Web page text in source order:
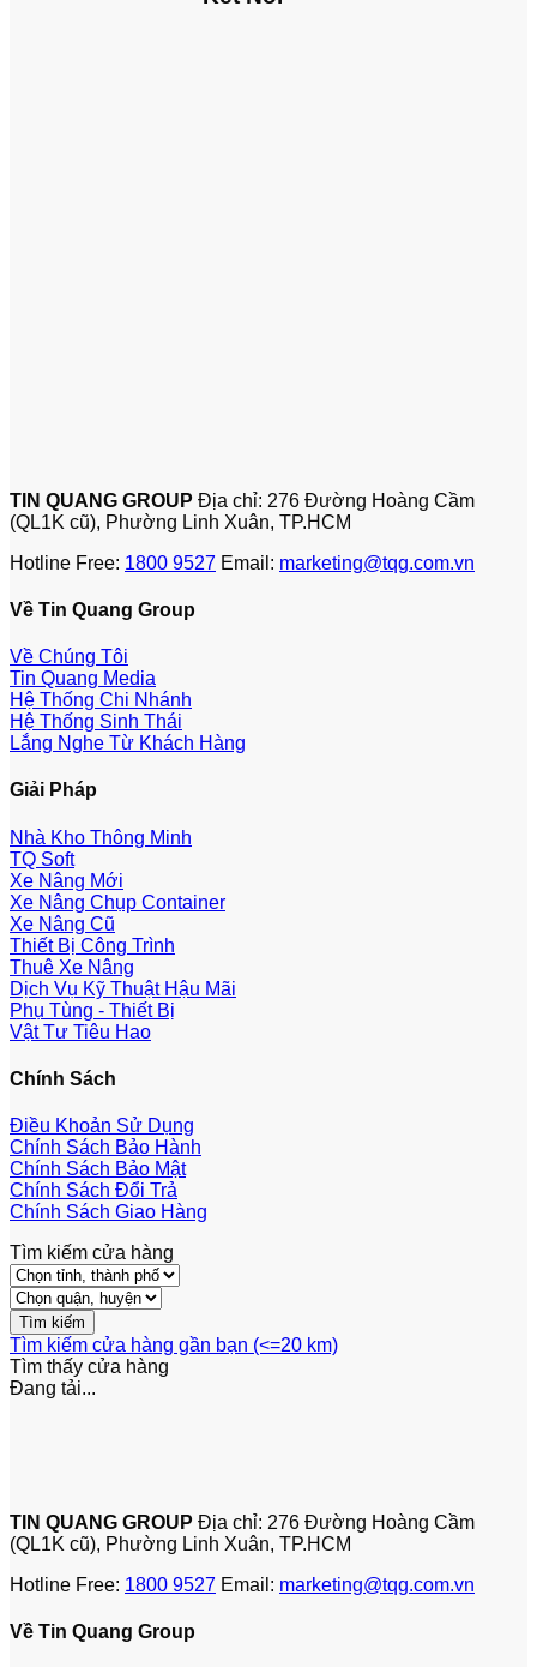
TIN QUANG GROUP Địa chỉ: 276 Đường Hoàng Cầm
(QL1K cũ), Phường Linh Xuân, TP.HCM
Hotline Free: 1800 9527 Email: marketing@tqg.com.vn
Về Tin Quang Group
Về Chúng Tôi
Tin Quang Media
Hệ Thống Chi Nhánh
Hệ Thống Sinh Thái
Lắng Nghe Từ Khách Hàng
Giải Pháp
Nhà Kho Thông Minh
TQ Soft
Xe Nâng Mới
Xe Nâng Chụp Container
Xe Nâng Cũ
Thiết Bị Công Trình
Thuê Xe Nâng
Dịch Vụ Kỹ Thuật Hậu Mãi
Phụ Tùng - Thiết Bị
Vật Tư Tiêu Hao
Chính Sách
Điều Khoản Sử Dụng
Chính Sách Bảo Hành
Chính Sách Bảo Mật
Chính Sách Đổi Trả
Chính Sách Giao Hàng
Tìm kiếm cửa hàng
Tìm kiếm cửa hàng gần bạn (<=20 km)
Tìm thấy cửa hàng
Đang tải...
TIN QUANG GROUP Địa chỉ: 276 Đường Hoàng Cầm
(QL1K cũ), Phường Linh Xuân, TP.HCM
Hotline Free: 1800 9527 Email: marketing@tqg.com.vn
Về Tin Quang Group